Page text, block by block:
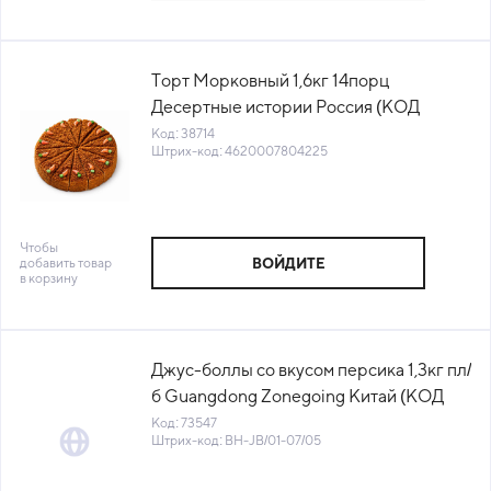
Торт Морковный 1,6кг 14порц
Десертные истории Россия (КОД
38714) (-18°С)
Код: 38714
Штрих-код: 4620007804225
Чтобы
добавить товар
в корзину
ВОЙДИТЕ
Джус-боллы со вкусом персика 1,3кг пл/
б Guangdong Zonegoing Китай (КОД
73547) (+18°С)
Код: 73547
Штрих-код: BH-JB/01-07/05